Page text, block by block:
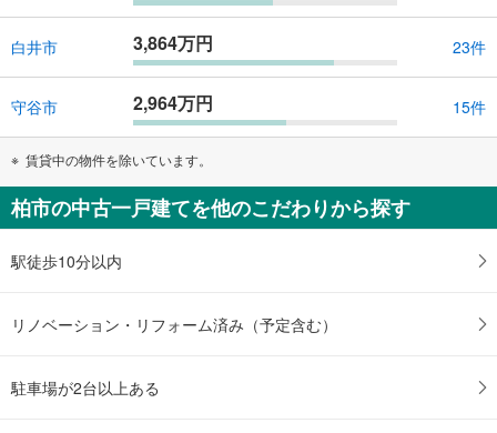
白井市 3,864万円 23件
守谷市 2,964万円 15件
賃貸中の物件を除いています。
柏市の中古一戸建てを他のこだわりから探す
駅徒歩10分以内
リノベーション・リフォーム済み（予定含む）
駐車場が2台以上ある